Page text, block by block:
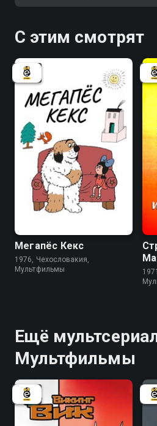
С этим смотрят
7.5
Мегапёс Кекс
1976, Чехословакия,
Мультфильмы
Ещё
Мультфильмы